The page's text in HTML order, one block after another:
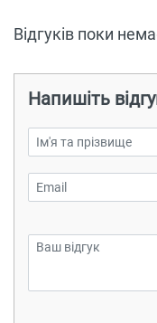
Відгуків поки
Напишіть